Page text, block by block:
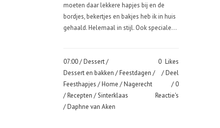
moeten daar lekkere hapjes bij en de
bordjes, bekertjes en bakjes heb ik in huis
gehaald. Helemaal in stijl. Ook speciale...
07:00 /Dessert/
Dessert en bakken /Feestdagen /
Feesthapjes /Home /Nagerecht
/Recepten /Sinterklaas
/ Daphne van Aken
0 Likes
Deel
0
Reactie's